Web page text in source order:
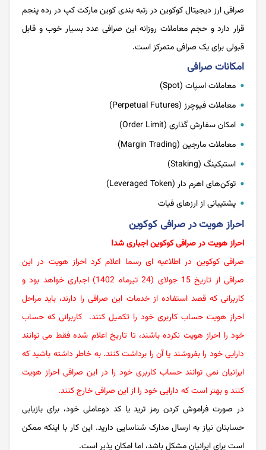
صرافی ارز دیجیتال کوکوین در رتبه بندی کوین مارکت کپ در رده پنجم
قرار دارد و حجم معاملات روزانه این صرافی عدد بسیار خوب و قابل
قبولی برای یک صرافی متمرکز است.
امکانات صرافی
معاملات اسپات (Spot)
معاملات فیوچرز (Perpetual Futures)
امکان سفارش گذاری (Order Limit)
معاملات مارجین (Margin Trading)
استیکینگ (Staking)
توکن‌های اهرم دار (Leveraged Token)
پشتیبانی از ارزهای فیات
احراز هویت در صرافی کوکوین
احراز هویت در صرافی کوکوین اجباری شد!
صرافی کوکوین در اطلاعیه ای رسما اعلام کرد احراز هویت در این
صرافی از تاریخ 15 جولای (24 تیرماه 1402) اجباری خواهد بود و
کاربرانی که قصد استفاده از خدمات این صرافی را دارند، باید مراحل
احراز هویت حساب کاربری خود را تکمیل کنند. کاربرانی که حساب
خود را احراز هویت نکرده باشند، تا تاریخ اعلام شده فقط می توانند
دارایی خود را بفروشند یا آن را برداشت کنند. به خاطر داشته باشید که
ایرانیان نمی توانند حساب کاربری خود را در این صرافی احراز هویت
کنند و بهتر است که دارایی خود را از این صرافی خارج کنند.
در صورت فراموش کردن رمز ترید یا کد دوعاملی خود، برای بازیابی
حسابتان نیاز به ارسال مدارک شناسایی دارید. این کار با اینکه ممکن
است برای ایرانیان مشکل باشد، اما امکان پذیر است.